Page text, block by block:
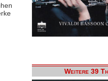
Weitere 39